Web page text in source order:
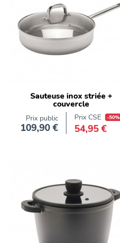
Sauteuse inox striée +
couvercle
Prix public
Prix
109,90 €
Prix CSE -50%
54,95 €